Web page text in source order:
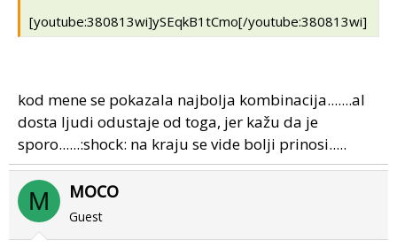
[youtube:380813wi]ySEqkB1tCmo[/youtube:380813wi]
kod mene se pokazala najbolja kombinacija.......al
dosta ljudi odustaje od toga, jer kažu da je
sporo......:shock: na kraju se vide bolji prinosi.....
M MOCO
Guest